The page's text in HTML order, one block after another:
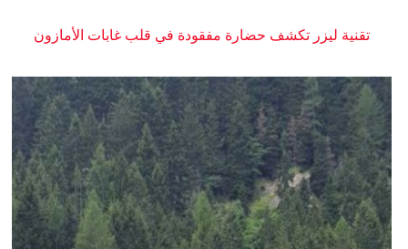
تقنية ليزر تكشف حضارة مفقودة في قلب غابات الأمازون